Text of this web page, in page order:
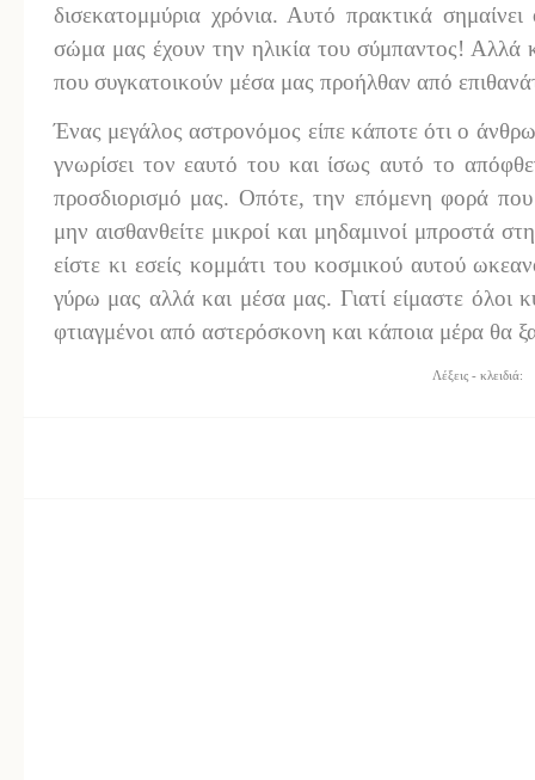
δισεκατομμύρια χρόνια. Αυτό πρακτικά
σώμα μας έχουν την ηλικία του σύμπαντος! Αλλά
που συγκατοικούν μέσα μας προήλθαν από
Ένας μεγάλος αστρονόμος είπε κάποτε ότι ο
γνωρίσει τον εαυτό του και ίσως αυτό το
προσδιορισμό μας. Οπότε, την επόμενη φορά
μην αισθανθείτε μικροί και μηδαμινοί μπροστά
είστε κι εσείς κομμάτι του κοσμικού αυτού
γύρω μας αλλά και μέσα μας. Γιατί είμαστε όλοι
φτιαγμένοι από αστερόσκονη και κάποια μέρα θα
Λέξεις - κλειδιά: